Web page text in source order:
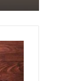
ن
ا